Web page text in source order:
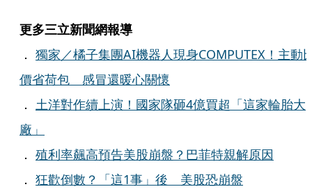
更多三立新聞網報導
． 獨家／橘子集團AI機器人現身COMPUTEX！主動
價省荷包 感冒還暖心關懷
． 土洋對作續上演！國家隊砸4億買超「這家輪胎大
廠」
． 殖利率飆高預告美股崩盤？巴菲特親解原因
． 狂歡倒數？「這1事」後 美股恐崩盤